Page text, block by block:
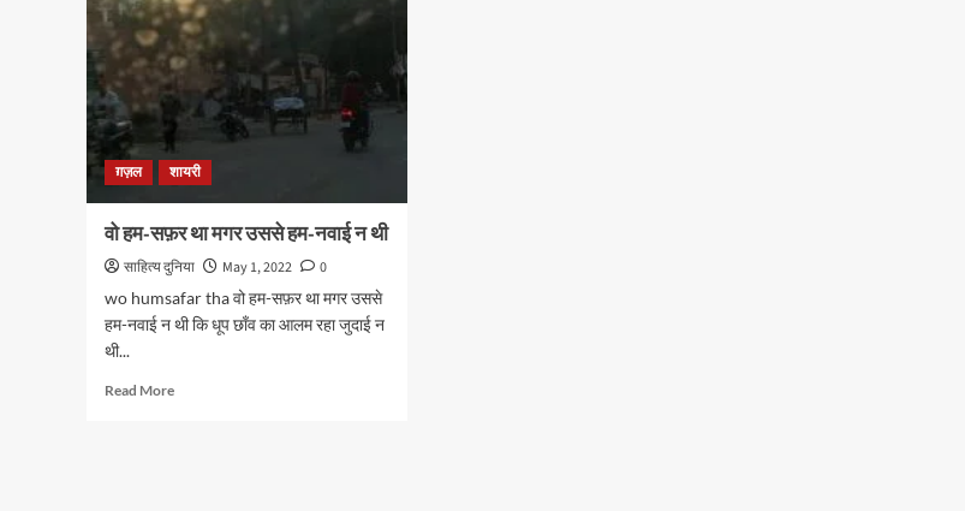
ग़ज़ल शायरी
वो हम-सफ़र था मगर उससे हम-नवाई न थी
साहित्य दुनिया May 1, 2022
0
wo humsafar tha वो हम-सफ़र था मगर उससे
हम-नवाई न थी कि धूप छाँव का आलम रहा जुदाई न
थी...
Read MoreRead